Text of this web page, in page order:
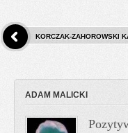
KORCZAK-ZAHOROWSKI
ADAM MALICKI